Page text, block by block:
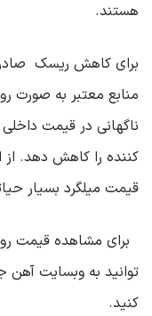
هستند.
برای کاهش ریسک صادر
منابع معتبر به ‌صورت
ناگهانی در قیمت
کننده را کاهش دهد. از
قیمت میلگرد بسیار
برای مشاهده قیمت
‌توانید به وبسایت
کنید.